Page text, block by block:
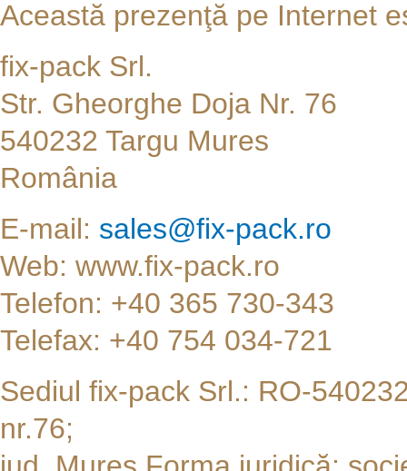
Această prezenţă pe Internet
fix-pack Srl.
Str. Gheorghe Doja Nr. 76
540232 Targu Mures
România
E-mail: sales@fix-pack.ro
Web: www.fix-pack.ro
Telefon: +40 365 730-343
Telefax: +40 754 034-721
Sediul fix-pack Srl.: RO-
nr.76;